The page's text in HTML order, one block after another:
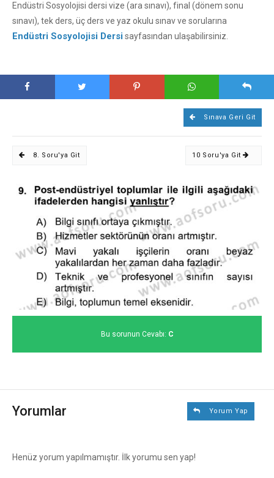
Endüstri Sosyolojisi dersi vize (ara sınavı), final (dönem sonu
sınavı), tek ders, üç ders ve yaz okulu sınav ve sorularına
Endüstri Sosyolojisi Dersisayfasından ulaşabilirsiniz.
Sınava Geri Git
8. Soru'ya Git 10 Soru'ya Git
Bu sorunun Cevabı: C
Yorumlar Yorum Yap
Henüz yorum yapılmamıştır. İlk yorumu sen yap!